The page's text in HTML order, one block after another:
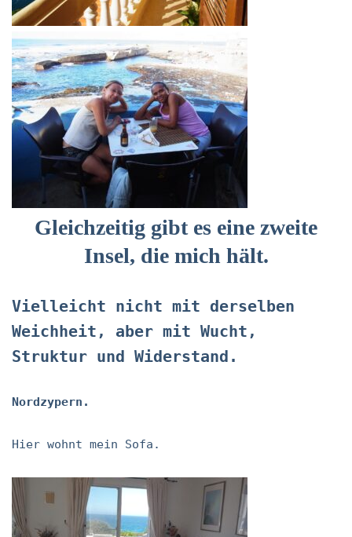
Gleichzeitig gibt es eine zweite
Insel, die mich hält.
Vielleicht nicht mit derselben
Weichheit, aber mit Wucht,
Struktur und Widerstand.
Nordzypern.
Hier wohnt mein Sofa.